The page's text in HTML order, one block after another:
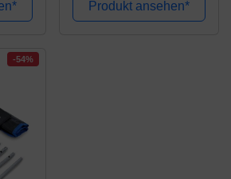
Rohrschlüssel
Produkt ansehen*
-54%